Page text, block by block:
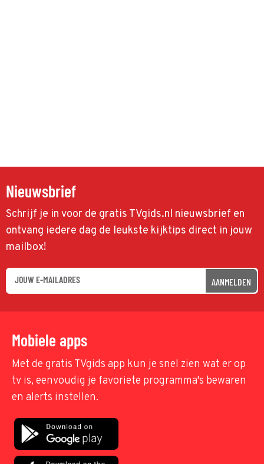
Nieuwsbrief
Schrijf je in voor de gratis TVgids.nl nieuwsbrief en
ontvang iedere dag de leukste kijktips direct in jouw
mailbox!
AANMELDEN
Mobiele apps
Met de gratis TVgids app kun je snel zien wat er op
tv is, eenvoudig je favoriete programma's bewaren
en alerts instellen.